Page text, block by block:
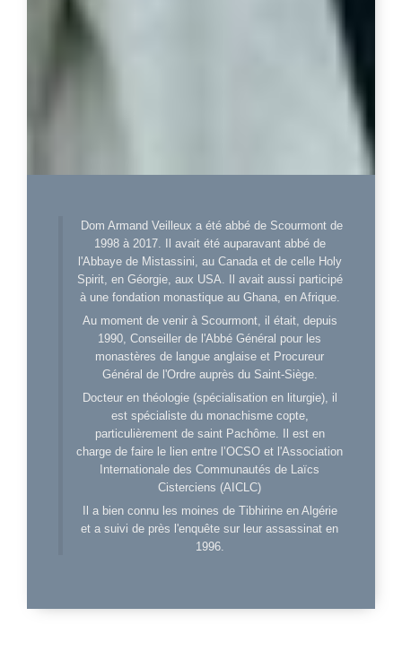
Dom Armand Veilleux a été abbé de Scourmont de
1998 à 2017. Il avait été auparavant abbé de
l'Abbaye de Mistassini, au Canada et de celle Holy
Spirit, en Géorgie, aux USA. Il avait aussi participé
à une fondation monastique au Ghana, en Afrique.
Au moment de venir à Scourmont, il était, depuis
1990, Conseiller de l'Abbé Général pour les
monastères de langue anglaise et Procureur
Général de l'Ordre auprès du Saint-Siège.
Docteur en théologie (spécialisation en liturgie), il
est spécialiste du monachisme copte,
particulièrement de saint Pachôme. Il est en
charge de faire le lien entre l’OCSO et l'Association
Internationale des Communautés de Laïcs
Cisterciens (AICLC)
Il a bien connu les moines de Tibhirine en Algérie
et a suivi de près l'enquête sur leur assassinat en
1996.